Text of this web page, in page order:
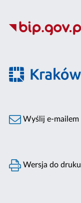
Wyślij e-mailem
Wersja do druku